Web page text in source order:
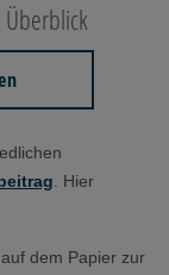
Überblick
. Hier
dem Papier zur